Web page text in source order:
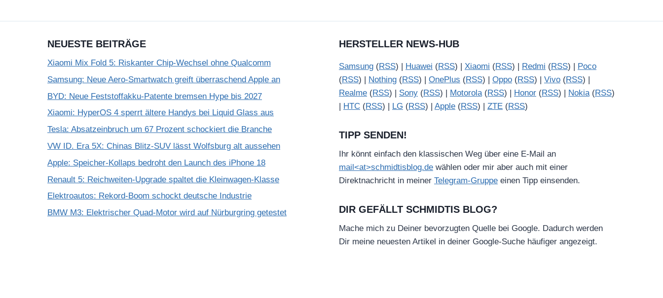
NEUESTE BEITRÄGE
Xiaomi Mix Fold 5: Riskanter Chip-Wechsel ohne Qualcomm
Samsung: Neue Aero-Smartwatch greift überraschend Apple an
BYD: Neue Feststoffakku-Patente bremsen Hype bis 2027
Xiaomi: HyperOS 4 sperrt ältere Handys bei Liquid Glass aus
Tesla: Absatzeinbruch um 67 Prozent schockiert die Branche
VW ID. Era 5X: Chinas Blitz-SUV lässt Wolfsburg alt aussehen
Apple: Speicher-Kollaps bedroht den Launch des iPhone 18
Renault 5: Reichweiten-Upgrade spaltet die Kleinwagen-Klasse
Elektroautos: Rekord-Boom schockt deutsche Industrie
BMW M3: Elektrischer Quad-Motor wird auf Nürburgring getestet
HERSTELLER NEWS-HUB
Samsung (RSS) | Huawei (RSS) | Xiaomi (RSS) | Redmi (RSS) | Poco
(RSS) | Nothing (RSS) | OnePlus (RSS) | Oppo (RSS) | Vivo (RSS) |
Realme (RSS) | Sony (RSS) | Motorola(RSS) | Honor (RSS) | Nokia(RSS)
| HTC (RSS) | LG (RSS) | Apple (RSS) | ZTE (RSS)
TIPP SENDEN!
Ihr könnt einfach den klassischen Weg über eine E-Mail an
mail<at>schmidtisblog.de wählen oder mir aber auch mit einer
Direktnachricht in meiner Telegram-Gruppe einen Tipp einsenden.
DIR GEFÄLLT SCHMIDTIS BLOG?
Mache mich zu Deiner bevorzugten Quelle bei Google. Dadurch werden
Dir meine neuesten Artikel in deiner Google-Suche häufiger angezeigt.